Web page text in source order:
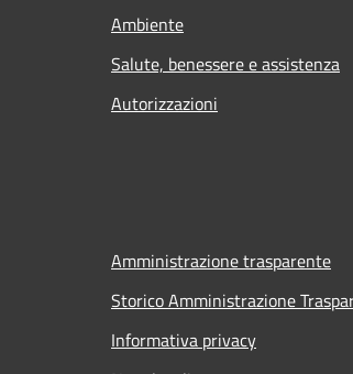
Ambiente
Salute, benessere e assistenza
Autorizzazioni
Amministrazione trasparente
Storico Amministrazione
Informativa privacy